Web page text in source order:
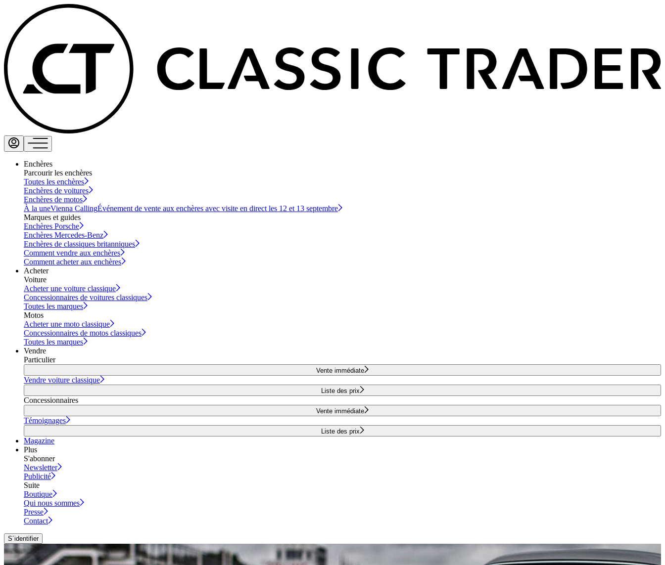
Enchères
Parcourir les enchères
Toutes les enchères
Enchères de voitures
Enchères de motos
À la uneVienna CallingÉvénement de vente aux enchères avec visite en direct les 12 et 13 septembre
Marques et guides
Enchères Porsche
Enchères Mercedes-Benz
Enchères de classiques britanniques
Comment vendre aux enchères
Comment acheter aux enchères
Acheter
Voiture
Acheter une voiture classique
Concessionnaires de voitures classiques
Toutes les marques
Motos
Acheter une moto classique
Concessionnaires de motos classiques
Toutes les marques
Vendre
Particulier
Vente immédiate
Vendre voiture classique
Liste des prix
Concessionnaires
Vente immédiate
Témoignages
Liste des prix
Magazine
Plus
S'abonner
Newsletter
Publicité
Suite
Boutique
Qui nous sommes
Presse
Contact
S´identifier